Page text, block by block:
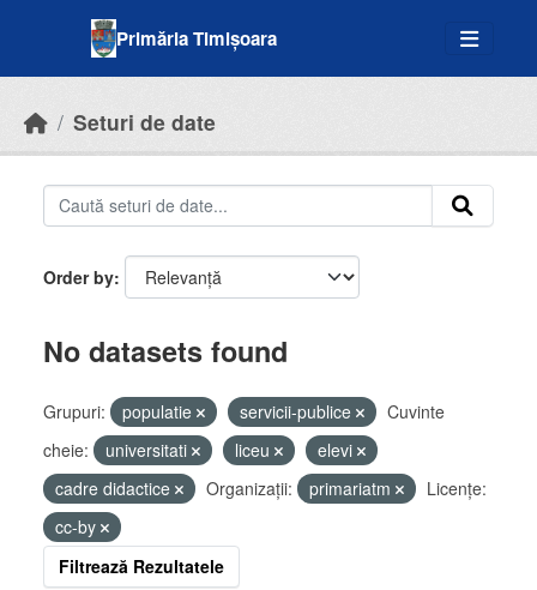
Primăria Timișoara
Seturi de date
Order by
No datasets found
Grupuri: populatie servicii-publice
Cuvinte
cheie:
universitati liceu
elevi
cadre didactice
Organizații: primariatm
Licenţe:
cc-by
Filtrează Rezultatele